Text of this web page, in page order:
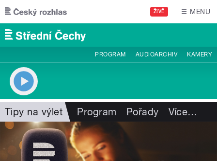
Přejít k hlavnímu obsahu
ŽIVĚ MENU
PROGRAM AUDIOARCHIV KAMERY
Tipy na výlet Program Pořady Více…